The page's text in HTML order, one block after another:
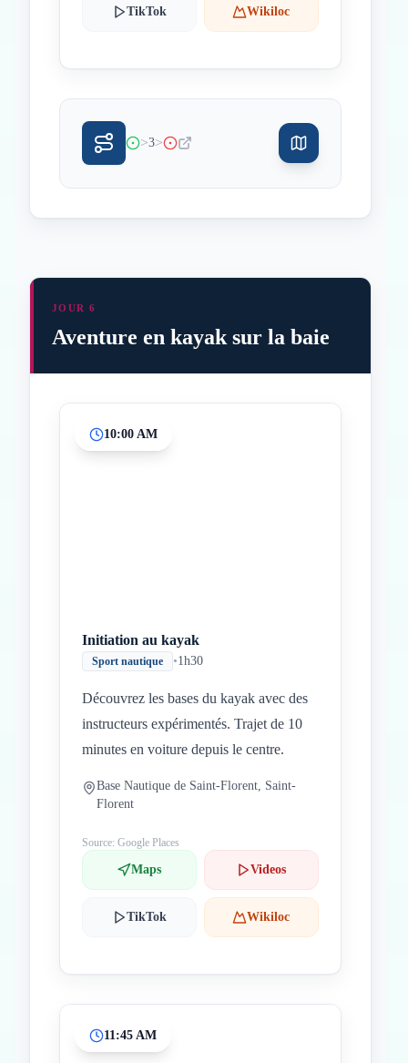
TikTok Wikiloc
>3>
JOUR 6
Aventure en kayak sur la baie
10:00 AM
Initiation au kayak
Sport nautique •1h30
Découvrez les bases du kayak avec des
instructeurs expérimentés. Trajet de 10
minutes en voiture depuis le centre.
Base Nautique de Saint-Florent, Saint-
Florent
Source: Google Places
Maps Videos
TikTok Wikiloc
11:45 AM